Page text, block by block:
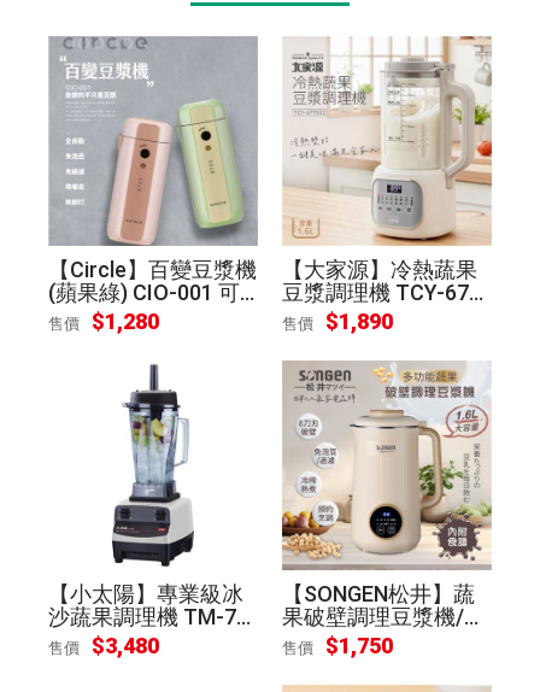
【Circle】百變豆漿機
(蘋果綠) CIO-001 可
寄離島
售價 $1,280
【大家源】冷熱蔬果
豆漿調理機 TCY-677
002 可寄離島
售價 $1,890
【小太陽】專業級冰
沙蔬果調理機 TM-73
7
售價 $3,480
【SONGEN松井】蔬
果破壁調理豆漿機/破
壁機/果汁機/快煮壺/
輔食機
售價 $1,750